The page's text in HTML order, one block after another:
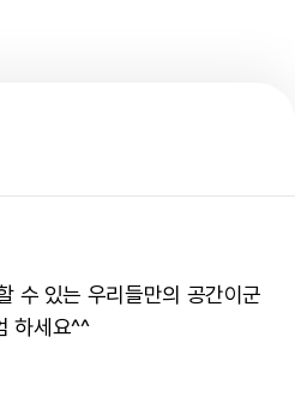
수 있는 우리들만의 공간이군
하세요^^